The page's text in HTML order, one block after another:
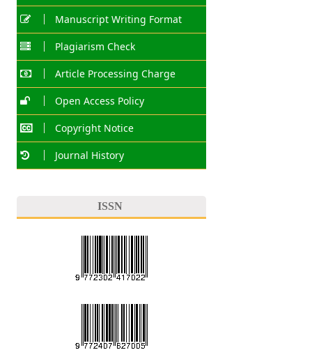
Manuscript Writing Format
Plagiarism Check
Article Processing Charge
Open Access Policy
Copyright Notice
Journal History
ISSN